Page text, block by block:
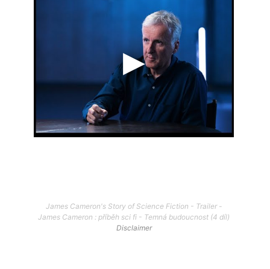
James Cameron's Story of Science Fiction - Trailer -
James Cameron : příběh sci fi - Temná budoucnost (4 díl)
Disclaimer